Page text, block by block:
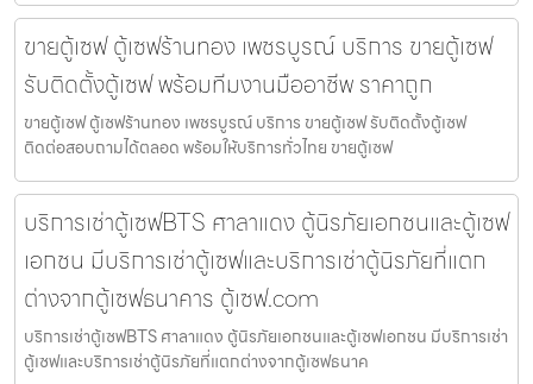
ขายตู้เซฟ ตู้เซฟร้านทอง เพชรบูรณ์ บริการ ขายตู้เซฟ
รับติดตั้งตู้เซฟ พร้อมทีมงานมืออาชีพ ราคาถูก
ขายตู้เซฟ ตู้เซฟร้านทอง เพชรบูรณ์ บริการ ขายตู้เซฟ รับติดตั้งตู้เซฟ
ติดต่อสอบถามได้ตลอด พร้อมให้บริการทั่วไทย ขายตู้เซฟ
บริการเช่าตู้เซฟBTS ศาลาแดง ตู้นิรภัยเอกชนและตู้เซฟ
เอกชน มีบริการเช่าตู้เซฟและบริการเช่าตู้นิรภัยที่แตก
ต่างจากตู้เซฟธนาคาร ตู้เซฟ.com
บริการเช่าตู้เซฟBTS ศาลาแดง ตู้นิรภัยเอกชนและตู้เซฟเอกชน มีบริการเช่า
ตู้เซฟและบริการเช่าตู้นิรภัยที่แตกต่างจากตู้เซฟธนาค